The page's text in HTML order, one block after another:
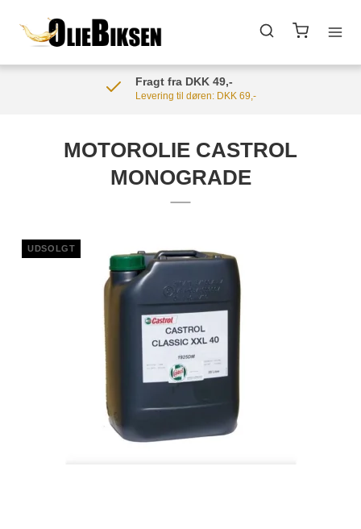
Fragt fra DKK 49,-
Levering til døren: DKK 69,-
MOTOROLIE CASTROL
MONOGRADE
UDSOLGT